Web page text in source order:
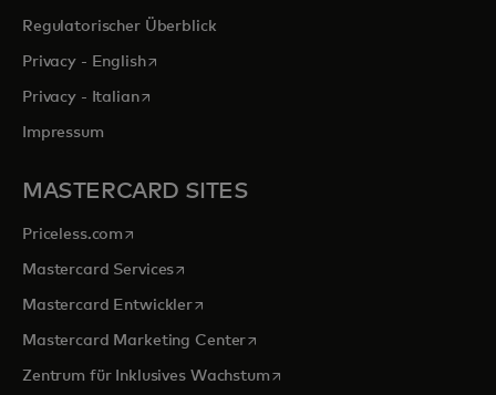
Regulatorischer Überblick
Privacy - Englishwird in einer neuen Registerkarte geöffnet
Privacy - Italianwird in einer neuen Registerkarte geöffnet
Impressum
MASTERCARD SITES
Priceless.com wird in einer neuen Registerkarte geöffnet
Mastercard Serviceswird in einer neuen Registerkarte geöffnet
Mastercard Entwicklerwird in einer neuen Registerkarte
Mastercard Marketing Centerwird in einer neuen
Zentrum für Inklusives Wachstumwird in einer neuen